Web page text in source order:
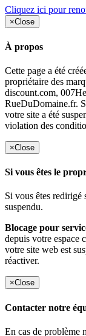
Cliquez ici pour
×Close
À propos
Cette page a été
propriétaire des
discount.com,
RueDuDomaine.fr.
votre site a été
violation des
×Close
Si vous êtes le
Si vous êtes redirigé
suspendu.
Blocage pour
depuis votre espace
votre site web est
réactiver.
×Close
Contacter notre
En cas de problème